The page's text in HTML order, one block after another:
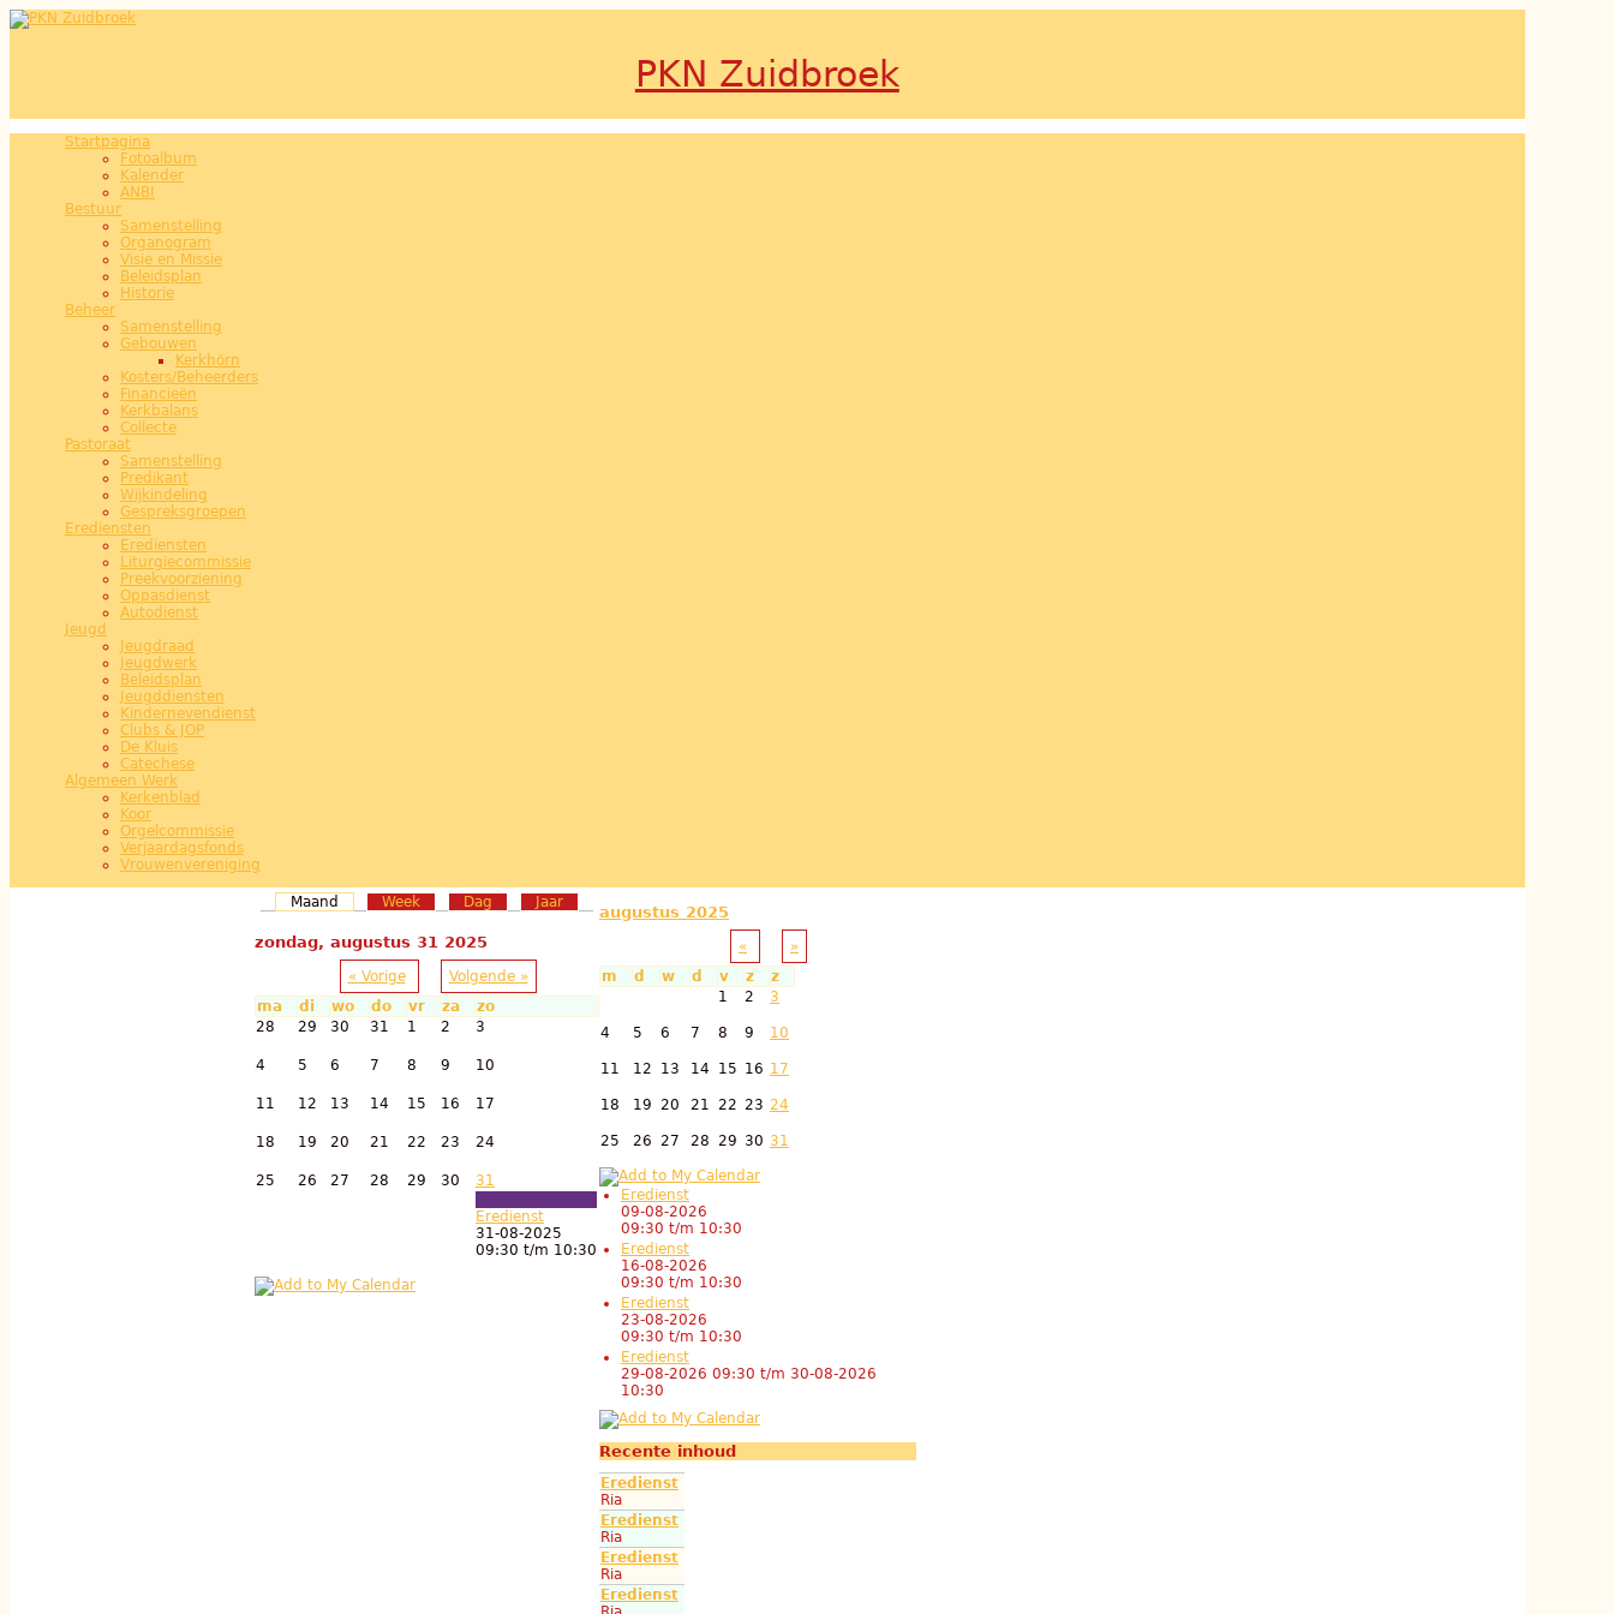
Overslaan en naar de inhoud gaan
PKN Zuidbroek
Hoofdmenu
Startpagina
Fotoalbum
Kalender
ANBI
Bestuur
Samenstelling
Organogram
Visie en Missie
Beleidsplan
Historie
Beheer
Samenstelling
Gebouwen
Kerkhörn
Kosters/Beheerders
Financieën
Kerkbalans
Collecte
Pastoraat
Samenstelling
Predikant
Wijkindeling
Gespreksgroepen
Erediensten
Erediensten
Liturgiecommissie
Preekvoorziening
Oppasdienst
Autodienst
Jeugd
Jeugdraad
Jeugdwerk
Beleidsplan
Jeugddiensten
Kindernevendienst
Clubs & JOP
De Kluis
Catechese
Algemeen Werk
Kerkenblad
Koor
Orgelcommissie
Verjaardagsfonds
Vrouwenvereniging
Maand (actieve tabblad)
Week Dag Jaar
zondag, augustus 31 2025
« Vorige
Volgende »
ma
di wo do vr za
zo
28
29 30 31 1 2 3
4 5 6 7 8 9 10
11 12 13 14 15 16 17
18 19 20 21 22 23 24
25 26 27 28 29 30 31
Eredienst
31-08-2025
09:30 t/m 10:30
augustus 2025
«
»
m
d w d v z
z
1
2 3
4 5 6 7 8 9 10
11 12 13 14 15 16 17
18 19 20 21 22 23 24
25 26 27 28 29 30 31
Eredienst
09-08-2026
09:30 t/m 10:30
Eredienst
16-08-2026
09:30 t/m 10:30
Eredienst
23-08-2026
09:30 t/m 10:30
Eredienst
29-08-2026 09:30 t/m 30-08-2026
10:30
Recente inhoud
Eredienst
Ria
Eredienst
Ria
Eredienst
Ria
Eredienst